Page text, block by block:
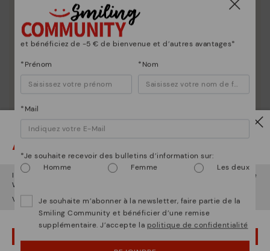
La nature de Pikolinos
Attention !
Il semble que vous êtes enÉtats-Unis
et vous allez accéder au site
Web de
Voulez-vous aller sur le site Web deÉtats-Unis?
et bénéficiez de -5 € de bienvenue et d’autres avantages*
*Prénom *Nom
*Mail
*Je souhaite recevoir des bulletins d’information sur:
Homme
Femme Les deux
Je souhaite m’abonner à la newsletter, faire partie de la
Smiling Community et bénéficier d’une remise
supplémentaire. J’accepte la politique de confidentialité